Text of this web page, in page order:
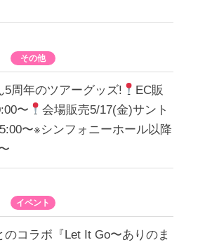
その他
5周年のツアーグッズ!
EC販
〜
会場販売5/17(金)サント
〜※シンフォニーホール以降
イベント
のコラボ『Let It Go〜ありのま